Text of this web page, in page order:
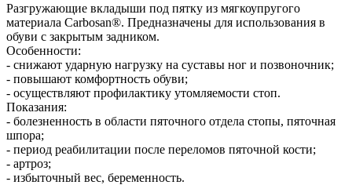
Разгружающие вкладыши под пятку из мягкоупругого
материала Carbosan®. Предназначены для использования в
обуви с закрытым задником.
Особенности:
- снижают ударную нагрузку на суставы ног и позвоночник;
- повышают комфортность обуви;
- осуществляют профилактику утомляемости стоп.
Показания:
- болезненность в области пяточного отдела стопы, пяточная
шпора;
- период реабилитации после переломов пяточной кости;
- артроз;
- избыточный вес, беременность.